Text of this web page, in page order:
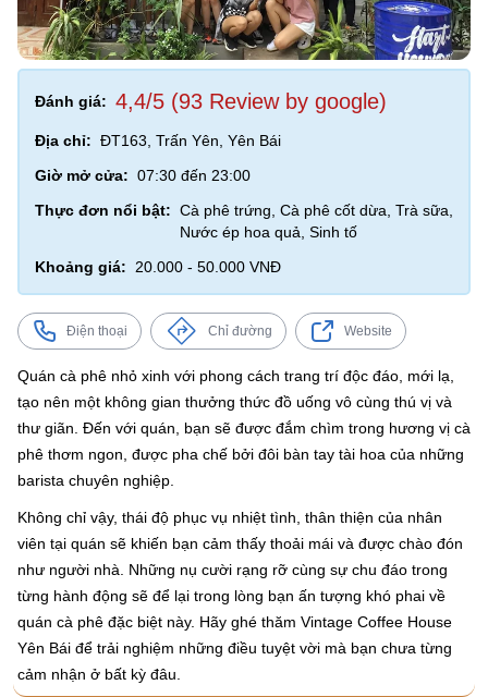
Đánh giá: 4,4/5 (93 Review by google)
Địa chỉ: ĐT163, Trấn Yên, Yên Bái
Giờ mở cửa: 07:30 đến 23:00
Thực đơn nổi bật: Cà phê trứng, Cà phê cốt dừa, Trà sữa,
Nước ép hoa quả, Sinh tố
Khoảng giá:
20.000 - 50.000 VNĐ
Điện thoại Chỉ đường Website
Quán cà phê nhỏ xinh với phong cách trang trí độc đáo, mới lạ,
tạo nên một không gian thưởng thức đồ uống vô cùng thú vị và
thư giãn. Đến với quán, bạn sẽ được đắm chìm trong hương vị cà
phê thơm ngon, được pha chế bởi đôi bàn tay tài hoa của những
barista chuyên nghiệp.
Không chỉ vậy, thái độ phục vụ nhiệt tình, thân thiện của nhân
viên tại quán sẽ khiến bạn cảm thấy thoải mái và được chào đón
như người nhà. Những nụ cười rạng rỡ cùng sự chu đáo trong
từng hành động sẽ để lại trong lòng bạn ấn tượng khó phai về
quán cà phê đặc biệt này. Hãy ghé thăm Vintage Coffee House
Yên Bái để trải nghiệm những điều tuyệt vời mà bạn chưa từng
cảm nhận ở bất kỳ đâu.